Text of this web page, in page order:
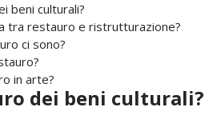
beni culturali?
tra restauro e ristrutturazione?
ci sono?
in arte?
dei beni culturali?